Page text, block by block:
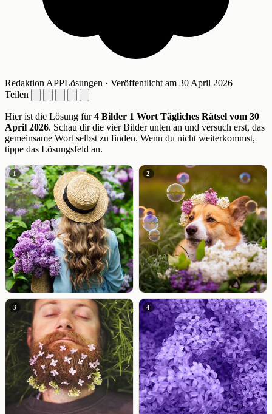
Redaktion APPLösungen · Veröffentlicht am 30 April 2026
Teilen
Hier ist die Lösung für4 Bilder 1 Wort Tägliches Rätsel vom 30
April 2026. Schau dir die vier Bilder unten an und versuch erst, das
gemeinsame Wort selbst zu finden. Wenn du nicht weiterkommst,
tippe das Lösungsfeld an.
1 2
3 4